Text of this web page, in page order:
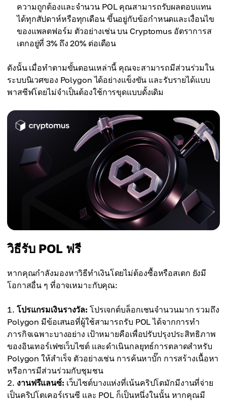
ความถูกต้องและจำนวน POL คุณสามารถรับผลตอบแทน
ได้ทุกสัปดาห์หรือทุกเดือน ขึ้นอยู่กับข้อกำหนดและเงื่อนไข
ของแพลตฟอร์ม ตัวอย่างเช่น บน Cryptomus อัตราการส
เตกอยู่ที่ 3% ถึง 20% ต่อเดือน
ดังนั้น เมื่อทำตามขั้นตอนเหล่านี้ คุณจะสามารถมีส่วนร่วมใน
ระบบนิเวศของ Polygon ได้อย่างแข็งขัน และรับรายได้แบบ
พาสซีฟโดยไม่จำเป็นต้องใช้การขุดแบบดั้งเดิม
วิธีรับ POL ฟรี
หากคุณกำลังมองหาวิธีทำเงินโดยไม่ต้องซื้อหรือสเตก ยังมี
โอกาสอื่น ๆ ที่อาจเหมาะกับคุณ:
โปรแกรมเงินรางวัล: โปรเจกต์บล็อกเชนจำนวนมาก รวมถึง
Polygon มีข้อเสนอที่ผู้ใช้สามารถรับ POL ได้จากการทำ
ภารกิจเฉพาะบางอย่าง เป้าหมายคือเพื่อปรับปรุงประสิทธิภาพ
ของอินเทอร์เฟซเว็บไซต์ และดำเนินกลยุทธ์การตลาดสำหรับ
Polygon ให้สำเร็จ ตัวอย่างเช่น การค้นหาบั๊ก การสร้างเนื้อหา
หรือการมีส่วนร่วมกับชุมชน
งานฟรีแลนซ์: เว็บไซต์บางแห่งที่เน้นคริปโตมักมีงานที่จ่าย
เป็นคริปโตเคอร์เรนซี และ POL ก็เป็นหนึ่งในนั้น หากคุณมี